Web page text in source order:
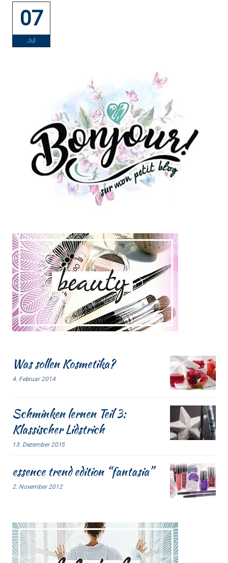
07
Jul
Was sollen Kosmetika?
4. Februar 2014
Schminken lernen Teil 3:
Klassischer Lidstrich
13. Dezember 2015
essence trend edition “fantasia”
2. November 2012